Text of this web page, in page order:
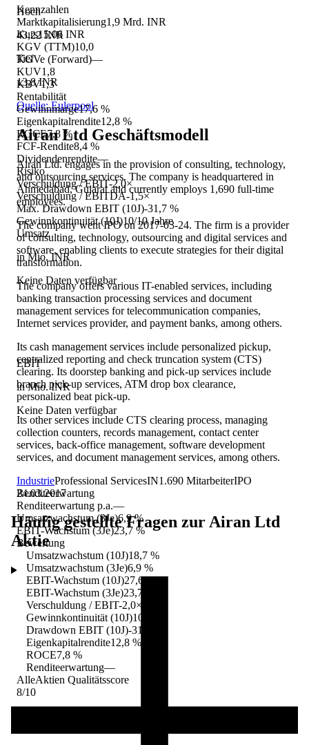
Kennzahlen
Marktkapitalisierung1,9 Mrd. INR
Kurs15,06 INR
KGV (TTM)10,0
KGVe (Forward)—
KUV1,8
KBV1,3
Rentabilität
Gewinnmarge17,6 %
Eigenkapitalrendite12,8 %
ROCE7,8 %
FCF-Rendite8,4 %
Dividendenrendite—
Risiko
Verschuldung / EBIT-2,0×
Verschuldung / EBITDA-1,5×
Max. Drawdown EBIT (10J)-31,7 %
Gewinnkontinuität (10J)10/10 Jahre
Umsatz
in Mio. INR
Keine Daten verfügbar
EBIT
in Mio. INR
Keine Daten verfügbar
Renditeerwartung
Renditeerwartung p.a.—
Umsatzwachstum (3Je)6,9 %
EBIT-Wachstum (3Je)23,7 %
Bewertung
Umsatzwachstum (10J)18,7 %
Umsatzwachstum (3Je)6,9 %
EBIT-Wachstum (10J)27,6 %
EBIT-Wachstum (3Je)23,7 %
Verschuldung / EBIT-2,0×
Gewinnkontinuität (10J)10/10
Drawdown EBIT (10J)-31,7 %
Eigenkapitalrendite12,8 %
ROCE7,8 %
Renditeerwartung—
AlleAktien Qualitätsscore
8/10
Hoch
43,22 INR
Tief
13,8 INR
Quelle: Eulerpool
Airan Ltd Geschäftsmodell
Airan Ltd. engages in the provision of consulting, technology,
and outsourcing services. The company is headquartered in
Ahmedabad, Gujarat and currently employs 1,690 full-time
employees.
The company went IPO on 2017-03-24. The firm is a provider
of consulting, technology, outsourcing and digital services and
software, enabling clients to execute strategies for their digital
transformation.
The company offers various IT-enabled services, including
banking transaction processing services and document
management services for telecommunication companies,
Internet services provider, and payment banks, among others.
Its cash management services include personalized pickup,
centralized reporting and check truncation system (CTS)
clearing. Its doorstep banking and pick-up services include
branch pick-up services, ATM drop box clearance,
personalized beat pick-up.
Its other services include CTS clearing process, managing
collection counters, records management, contact center
services, back-office management, software development
services, and document management services, among others.
IndustrieProfessional ServicesIN1.690 MitarbeiterIPO
24.03.2017
Häufig gestellte Fragen zurAiran Ltd
Aktie